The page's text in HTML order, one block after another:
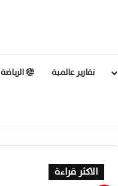
تقارير عالمية الرياضة
الاكثر قراءة